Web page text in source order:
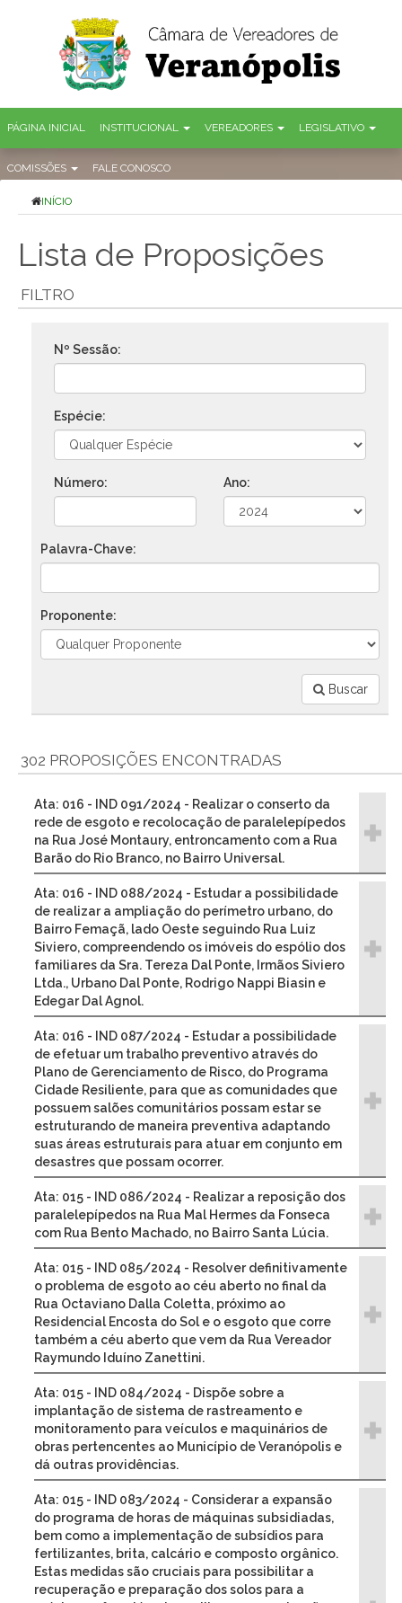
PÁGINA INICIAL INSTITUCIONAL VEREADORES LEGISLATIVO
COMISSÕES FALE CONOSCO
INÍCIO
Lista de Proposições
FILTRO
Nº Sessão:
Espécie:
Número: Ano:
Palavra-Chave:
Proponente:
Buscar
302 PROPOSIÇÕES ENCONTRADAS
Ata: 016 - IND 091/2024 - Realizar o conserto da
rede de esgoto e recolocação de paralelepípedos
na Rua José Montaury, entroncamento com a Rua
Barão do Rio Branco, no Bairro Universal.
Ata: 016 - IND 088/2024 - Estudar a possibilidade
de realizar a ampliação do perímetro urbano, do
Bairro Femaçã, lado Oeste seguindo Rua Luiz
Siviero, compreendendo os imóveis do espólio dos
familiares da Sra. Tereza Dal Ponte, Irmãos Siviero
Ltda., Urbano Dal Ponte, Rodrigo Nappi Biasin e
Edegar Dal Agnol.
Ata: 016 - IND 087/2024 - Estudar a possibilidade
de efetuar um trabalho preventivo através do
Plano de Gerenciamento de Risco, do Programa
Cidade Resiliente, para que as comunidades que
possuem salões comunitários possam estar se
estruturando de maneira preventiva adaptando
suas áreas estruturais para atuar em conjunto em
desastres que possam ocorrer.
Ata: 015 - IND 086/2024 - Realizar a reposição dos
paralelepípedos na Rua Mal Hermes da Fonseca
com Rua Bento Machado, no Bairro Santa Lúcia.
Ata: 015 - IND 085/2024 - Resolver definitivamente
o problema de esgoto ao céu aberto no final da
Rua Octaviano Dalla Coletta, próximo ao
Residencial Encosta do Sol e o esgoto que corre
também a céu aberto que vem da Rua Vereador
Raymundo Iduíno Zanettini.
Ata: 015 - IND 084/2024 - Dispõe sobre a
implantação de sistema de rastreamento e
monitoramento para veículos e maquinários de
obras pertencentes ao Município de Veranópolis e
dá outras providências.
Ata: 015 - IND 083/2024 - Considerar a expansão
do programa de horas de máquinas subsidiadas,
bem como a implementação de subsídios para
fertilizantes, brita, calcário e composto orgânico.
Estas medidas são cruciais para possibilitar a
recuperação e preparação dos solos para a